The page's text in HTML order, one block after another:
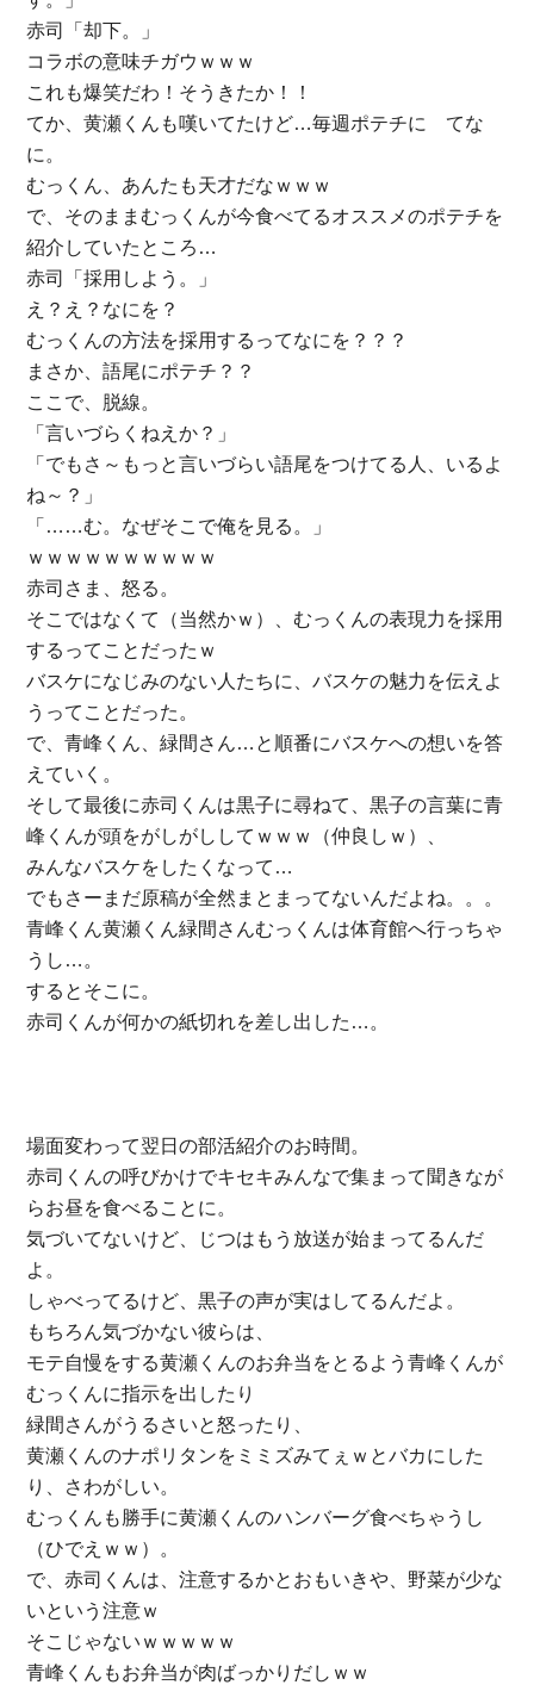
赤司「却下。」
コラボの意味チガウｗｗｗ
これも爆笑だわ！そうきたか！！
てか、黄瀬くんも嘆いてたけど…毎週ポテチに てな
に。
むっくん、あんたも天才だなｗｗｗ
で、そのままむっくんが今食べてるオススメのポテチを
紹介していたところ…
赤司「採用しよう。」
え？え？なにを？
むっくんの方法を採用するってなにを？？？
まさか、語尾にポテチ？？
ここで、脱線。
「言いづらくねえか？」
「でもさ～もっと言いづらい語尾をつけてる人、いるよ
ね～？」
「……む。なぜそこで俺を見る。」
ｗｗｗｗｗｗｗｗｗｗ
赤司さま、怒る。
そこではなくて（当然かｗ）、むっくんの表現力を採用
するってことだったｗ
バスケになじみのない人たちに、バスケの魅力を伝えよ
うってことだった。
で、青峰くん、緑間さん…と順番にバスケへの想いを答
えていく。
そして最後に赤司くんは黒子に尋ねて、黒子の言葉に青
峰くんが頭をがしがししてｗｗｗ（仲良しｗ）、
みんなバスケをしたくなって…
でもさーまだ原稿が全然まとまってないんだよね。。。
青峰くん黄瀬くん緑間さんむっくんは体育館へ行っちゃ
うし…。
するとそこに。
赤司くんが何かの紙切れを差し出した…。
場面変わって翌日の部活紹介のお時間。
赤司くんの呼びかけでキセキみんなで集まって聞きなが
らお昼を食べることに。
気づいてないけど、じつはもう放送が始まってるんだ
よ。
しゃべってるけど、黒子の声が実はしてるんだよ。
もちろん気づかない彼らは、
モテ自慢をする黄瀬くんのお弁当をとるよう青峰くんが
むっくんに指示を出したり
緑間さんがうるさいと怒ったり、
黄瀬くんのナポリタンをミミズみてぇｗとバカにした
り、さわがしい。
むっくんも勝手に黄瀬くんのハンバーグ食べちゃうし
（ひでえｗｗ）。
で、赤司くんは、注意するかとおもいきや、野菜が少な
いという注意ｗ
そこじゃないｗｗｗｗｗ
青峰くんもお弁当が肉ばっかりだしｗｗ